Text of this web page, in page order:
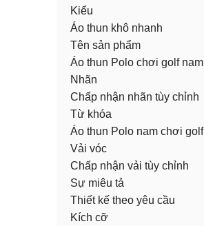
Kiểu
Áo thun khô nhanh
Tên sản phẩm
Áo thun Polo chơi golf nam
Nhãn
Chấp nhận nhãn tùy chỉnh
Từ khóa
Áo thun Polo nam chơi golf
Vải vóc
Chấp nhận vải tùy chỉnh
Sự miêu tả
Thiết kế theo yêu cầu
Kích cỡ